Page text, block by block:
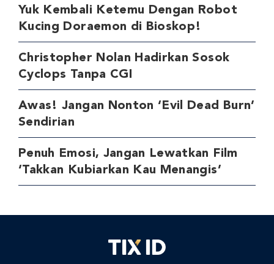
Yuk Kembali Ketemu Dengan Robot
Kucing Doraemon di Bioskop!
Christopher Nolan Hadirkan Sosok
Cyclops Tanpa CGI
Awas! Jangan Nonton ‘Evil Dead Burn’
Sendirian
Penuh Emosi, Jangan Lewatkan Film
‘Takkan Kubiarkan Kau Menangis’